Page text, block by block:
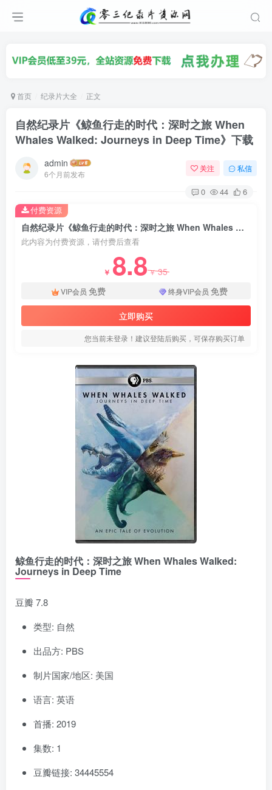
首页 纪录片大全 正文
自然纪录片《鲸鱼行走的时代：深时之旅 When
Whales Walked: Journeys in Deep Time》下载
admin
6个月前发布
关注 私信
0 44 6
自然纪录片《鲸鱼行走的时代：深时之旅 When Whales Walked: Journeys in Deep Time》下载
此内容为付费资源，请付费后查看
￥ 8.8￥35
VIP会员 免费 终身VIP会员 免费
立即购买
您当前未登录！建议登陆后购买，可保存购买订单
付费资源
鲸鱼行走的时代：深时之旅 When Whales Walked:
Journeys in Deep Time
豆瓣 7.8
类型: 自然
出品方: PBS
制片国家/地区: 美国
语言: 英语
首播: 2019
集数: 1
豆瓣链接: 34445554